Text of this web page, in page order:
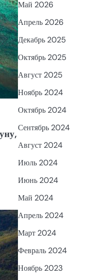
Май 2026
Апрель 2026
Декабрь 2025
Октябрь 2025
Август 2025
Ноябрь 2024
Октябрь 2024
Сентябрь 2024
Август 2024
Июль 2024
Июнь 2024
Май 2024
Апрель 2024
Март 2024
Февраль 2024
Ноябрь 2023